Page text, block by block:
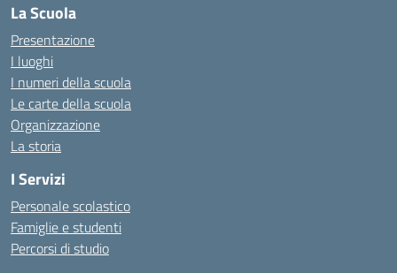
La Scuola
Presentazione
I luoghi
I numeri della scuola
Le carte della scuola
Organizzazione
La storia
I Servizi
Personale scolastico
Famiglie e studenti
Percorsi di studio